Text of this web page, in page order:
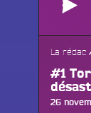
#1
La rédac
Publié
26